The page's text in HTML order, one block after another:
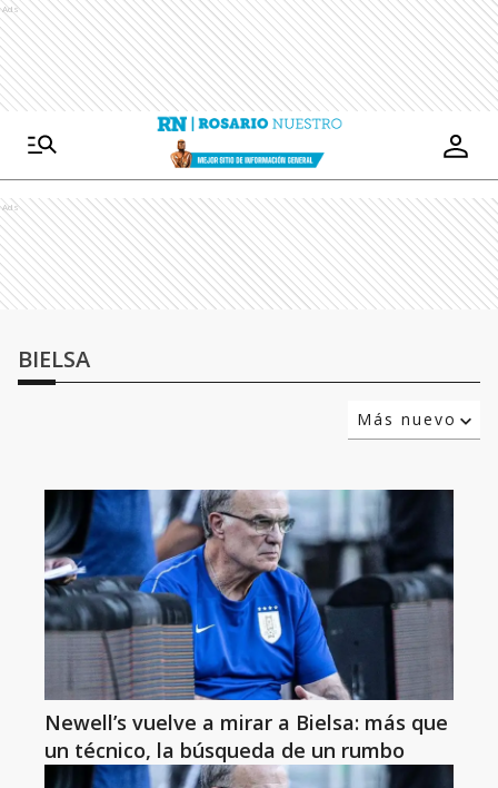
Ads
Ads
BIELSA
Más nuevo
Newell’s vuelve a mirar a Bielsa: más que
un técnico, la búsqueda de un rumbo